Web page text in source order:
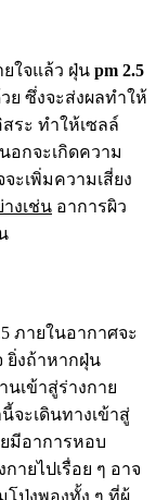
ยใจแล้ว ฝุ่น pm 2.5
ย ซึ่งจะส่งผลทำให้
ระ ทำให้เซลล์
อกจะเกิดความ
ะเพิ่มความเสี่ยง
างเช่น อาการผิว
ภายในอากาศจะ
ยิ่งถ้าหากฝุ่น
นเข้าสู่ร่างกาย
จะเดินทางเข้าสู่
ยมีอาการหอบ
ายไปเรื่อย ๆ อาจ